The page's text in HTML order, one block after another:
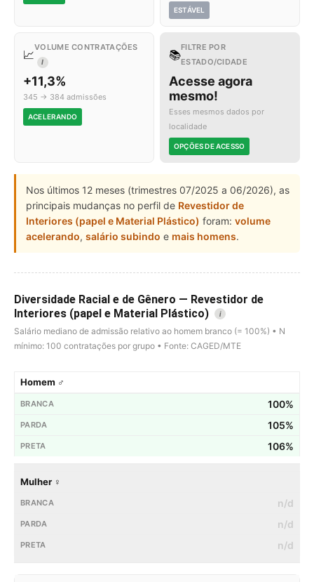
ESTÁVEL
📈
VOLUME CONTRATAÇÕES
I
+11,3%
345 → 384 admissões
ACELERANDO
📚
FILTRE POR
ESTADO/CIDADE
Acesse agora
mesmo!
Esses mesmos dados por
localidade
OPÇÕES DE ACESSO
Nos últimos 12 meses (trimestres 07/2025 a 06/2026), as
principais mudanças no perfil de Revestidor de
Interiores (papel e Material Plástico) foram: volume
acelerando, salário subindo e mais homens.
Diversidade Racial e de Gênero — Revestidor de
Interiores (papel e Material Plástico)
i
Salário mediano de admissão relativo ao homem branco (= 100%) • N
mínimo: 100 contratações por grupo • Fonte: CAGED/MTE
Homem ♂
100%
105%
106%
Mulher ♀
n/d
n/d
n/d